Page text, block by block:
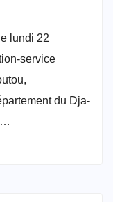
lundi 22
service
du Dja-